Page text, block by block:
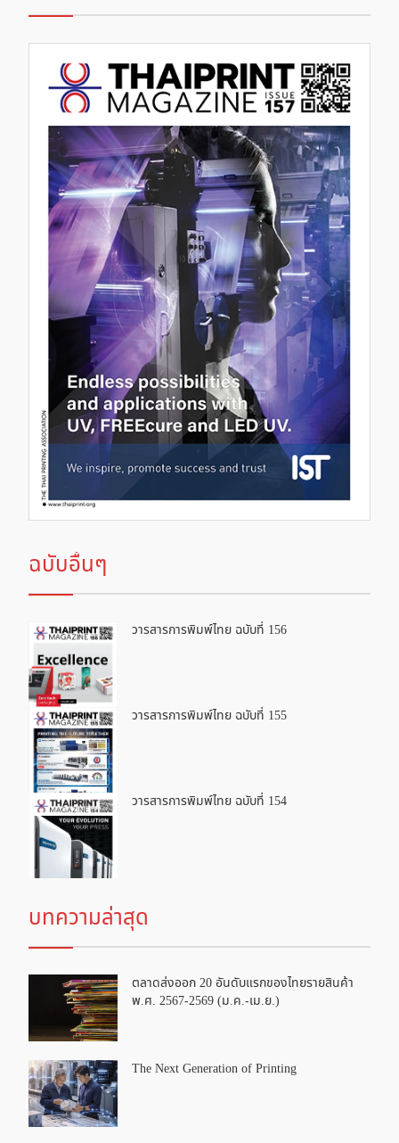
ฉบับอื่นๆ
วารสารการพิมพ์ไทย ฉบับที่ 156
วารสารการพิมพ์ไทย ฉบับที่ 155
วารสารการพิมพ์ไทย ฉบับที่ 154
บทความล่าสุด
ตลาดส่งออก 20 อันดับแรกของไทยรายสินค้า
พ.ศ. 2567-2569 (ม.ค.-เม.ย.)
The Next Generation of Printing